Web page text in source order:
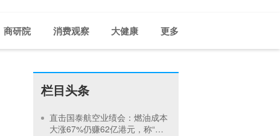
商研院 消费观察 大健康 更多
栏目头条
直击国泰航空业绩会：燃油成本
大涨67%仍赚62亿港元，称“燃